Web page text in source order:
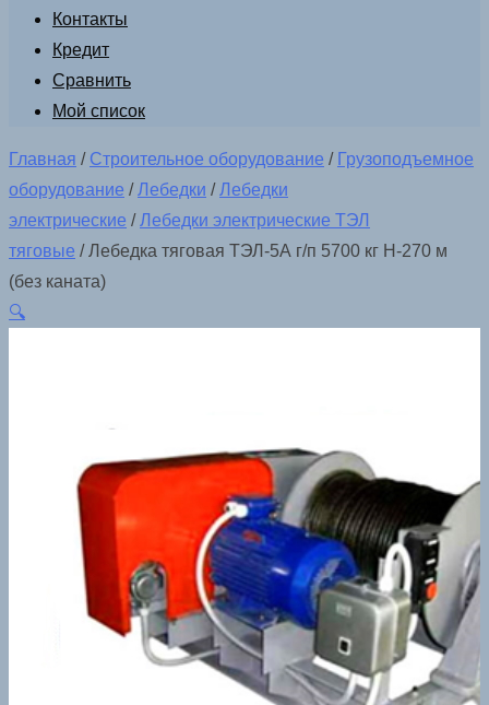
Контакты
Кредит
Сравнить
Мой список
Главная / Строительное оборудование /
Грузоподъемное
оборудование / Лебедки / Лебедки
электрические / Лебедки электрические ТЭЛ
тяговые / Лебедка тяговая ТЭЛ-5А г/п 5700 кг Н-270 м
(без каната)
🔍